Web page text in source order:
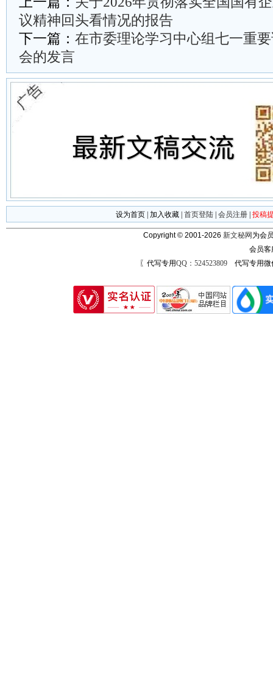
议精神回头看情况的报告
下一篇： 在市委理论学习中心组七一重
会的发言
设为首页 加入收藏 首页登陆 会员注册 投稿
Copyright © 2001-2026 新文秘网 为会
会员
〖代写专用QQ：524523809代写专用微